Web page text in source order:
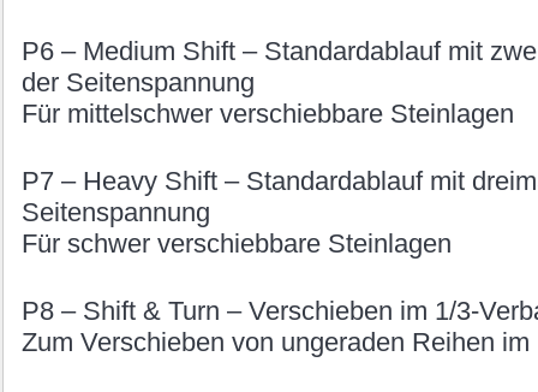
P6 – Medium Shift – Standardablauf mit
der Seitenspannung
Für mittelschwer verschiebbare Steinlagen
P7 – Heavy Shift – Standardablauf mit
Seitenspannung
Für schwer verschiebbare Steinlagen
P8 – Shift & Turn – Verschieben im 1/3-
Zum Verschieben von ungeraden Reihen im